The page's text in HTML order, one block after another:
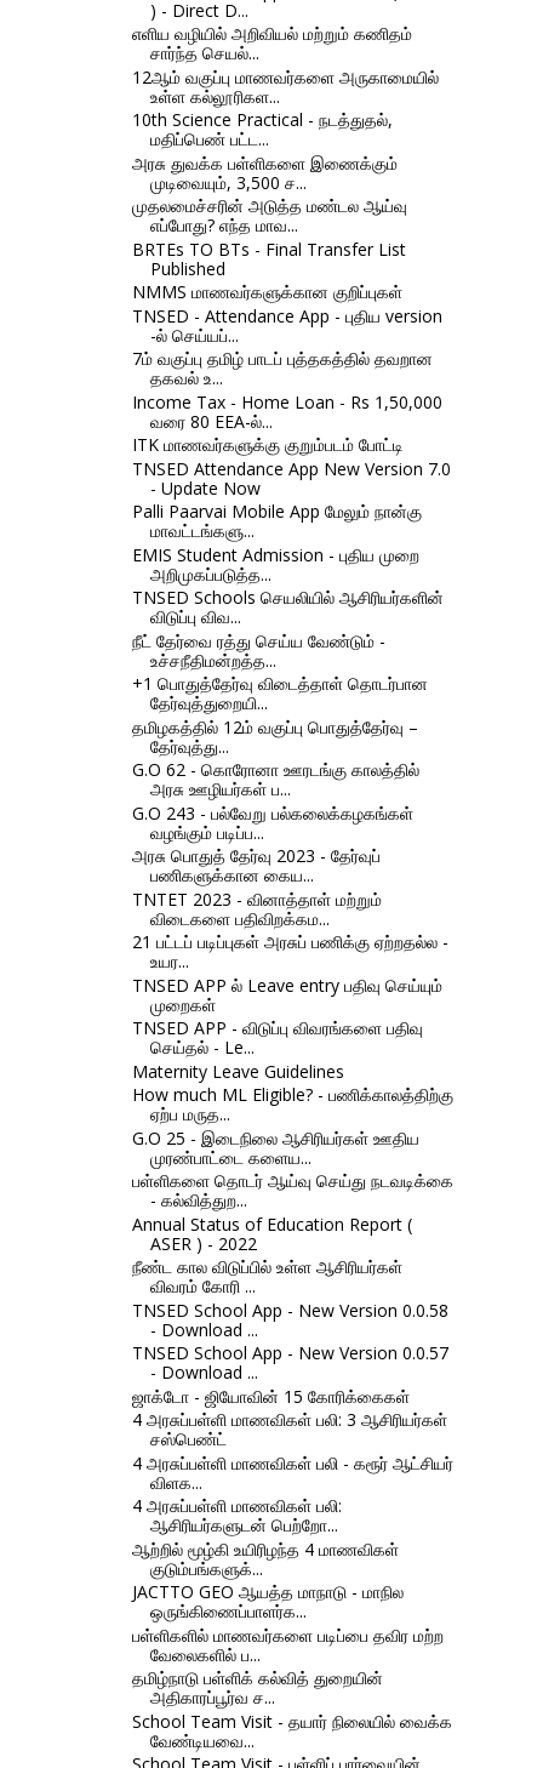
) - Direct D...
எளிய வழியில் அறிவியல் மற்றும் கணிதம்
சார்ந்த செயல்...
12ஆம் வகுப்பு மாணவர்களை அருகாமையில்
உள்ள கல்லூரிகள...
10th Science Practical - நடத்துதல்,
மதிப்பெண் பட்ட...
அரசு துவக்க பள்ளிகளை இணைக்கும்
முடிவையும், 3,500 ச...
முதலமைச்சரின் அடுத்த மண்டல ஆய்வு
எப்போது? எந்த மாவ...
BRTEs TO BTs - Final Transfer List
Published
NMMS மாணவர்களுக்கான குறிப்புகள்
TNSED - Attendance App - புதிய version
-ல் செய்யப்...
7ம் வகுப்பு தமிழ் பாடப் புத்தகத்தில் தவறான
தகவல் உ...
Income Tax - Home Loan - Rs 1,50,000
வரை 80 EEA-ல்...
ITK மாணவர்களுக்கு குறும்படம் போட்டி
TNSED Attendance App New Version 7.0
- Update Now
Palli Paarvai Mobile App மேலும் நான்கு
மாவட்டங்களு...
EMIS Student Admission - புதிய முறை
அறிமுகப்படுத்த...
TNSED Schools செயலியில் ஆசிரியர்களின்
விடுப்பு விவ...
நீட் தேர்வை ரத்து செய்ய வேண்டும் -
உச்சநீதிமன்றத்த...
+1 பொதுத்தேர்வு விடைத்தாள் தொடர்பான
தேர்வுத்துறையி...
தமிழகத்தில் 12ம் வகுப்பு பொதுத்தேர்வு –
தேர்வுத்து...
G.O 62 - கொரோனா ஊரடங்கு காலத்தில்
அரசு ஊழியர்கள் ப...
G.O 243 - பல்வேறு பல்கலைக்கழகங்கள்
வழங்கும் படிப்ப...
அரசு பொதுத் தேர்வு 2023 - தேர்வுப்
பணிகளுக்கான கைய...
TNTET 2023 - வினாத்தாள் மற்றும்
விடைகளை பதிவிறக்கம...
21 பட்டப் படிப்புகள் அரசுப் பணிக்கு ஏற்றதல்ல -
உயர...
TNSED APP ல் Leave entry பதிவு செய்யும்
முறைகள்
TNSED APP - விடுப்பு விவரங்களை பதிவு
செய்தல் - Le...
Maternity Leave Guidelines
How much ML Eligible? - பணிக்காலத்திற்கு
ஏற்ப மருத...
G.O 25 - இடைநிலை ஆசிரியர்கள் ஊதிய
முரண்பாட்டை களைய...
பள்ளிகளை தொடர் ஆய்வு செய்து நடவடிக்கை
- கல்வித்துற...
Annual Status of Education Report (
ASER ) - 2022
நீண்ட கால விடுப்பில் உள்ள ஆசிரியர்கள்
விவரம் கோரி ...
TNSED School App - New Version 0.0.58
- Download ...
TNSED School App - New Version 0.0.57
- Download ...
ஜாக்டோ - ஜியோவின் 15 கோரிக்கைகள்
4 அரசுப்பள்ளி மாணவிகள் பலி: 3 ஆசிரியர்கள்
சஸ்பெண்ட்
4 அரசுப்பள்ளி மாணவிகள் பலி - கரூர் ஆட்சியர்
விளக...
4 அரசுப்பள்ளி மாணவிகள் பலி:
ஆசிரியர்களுடன் பெற்றோ...
ஆற்றில் மூழ்கி உயிரிழந்த 4 மாணவிகள்
குடும்பங்களுக்...
JACTTO GEO ஆயத்த மாநாடு - மாநில
ஒருங்கிணைப்பாளர்க...
பள்ளிகளில் மாணவர்களை படிப்பை தவிர மற்ற
வேலைகளில் ப...
தமிழ்நாடு பள்ளிக் கல்வித் துறையின்
அதிகாரப்பூர்வ ச...
School Team Visit - தயார் நிலையில் வைக்க
வேண்டியவை...